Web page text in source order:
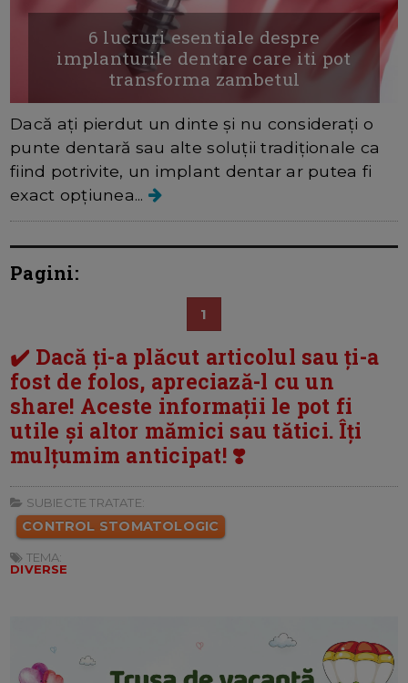
6 lucruri esentiale despre
implanturile dentare care iti pot
transforma zambetul
Dacă ați pierdut un dinte și nu considerați o
punte dentară sau alte soluții tradiționale ca
fiind potrivite, un implant dentar ar putea fi
exact opțiunea...
Pagini:
1
✔️ Dacă ți-a plăcut articolul sau ți-a
fost de folos, apreciază-l cu un
share! Aceste informații le pot fi
utile și altor mămici sau tătici. Îți
mulțumim anticipat! ❣️
SUBIECTE TRATATE:
CONTROL STOMATOLOGIC
TEMA:
DIVERSE